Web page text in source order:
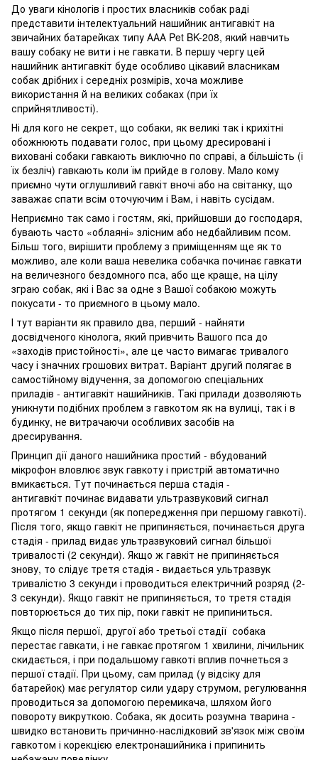
До уваги кінологів і простих власників собак раді
представити інтелектуальний нашийник антигавкіт на
звичайних батарейках типу ААА Pet BK-208, який навчить
вашу собаку не вити і не гавкати. В першу чергу цей
нашийник антигавкіт буде особливо цікавий власникам
собак дрібних і середніх розмірів, хоча можливе
використання й на великих собаках (при їх
сприйнятливості).
Ні для кого не секрет, що собаки, як великі так і крихітні
обожнюють подавати голос, при цьому дресировані і
виховані собаки гавкають виключно по справі, а більшість (і
їх безліч) гавкають коли їм прийде в голову. Мало кому
приємно чути оглушливий гавкіт вночі або на світанку, що
заважає спати всім оточуючим і Вам, і навіть сусідам.
Неприємно так само і гостям, які, прийшовши до господаря,
бувають часто «облаяні» злісним або недбайливим псом.
Більш того, вирішити проблему з приміщенням ще як то
можливо, але коли ваша невелика собачка починає гавкати
на величезного бездомного пса, або ще краще, на цілу
зграю собак, які і Вас за одне з Вашої собакою можуть
покусати - то приємного в цьому мало.
І тут варіанти як правило два, перший - найняти
досвідченого кінолога, який привчить Вашого пса до
«заходів пристойності», але це часто вимагає тривалого
часу і значних грошових витрат. Варіант другий полягає в
самостійному відучення, за допомогою спеціальних
приладів - антигавкіт нашийників. Такі прилади дозволяють
уникнути подібних проблем з гавкотом як на вулиці, так і в
будинку, не витрачаючи особливих засобів на
дресирування.
Принцип дії даного нашийника простий - вбудований
мікрофон вловлює звук гавкоту і пристрій автоматично
вмикається. Тут починається перша стадія -
антигавкіт починає видавати ультразвуковий сигнал
протягом 1 секунди (як попередження при першому гавкоті).
Після того, якщо гавкіт не припиняється, починається друга
стадія - прилад видає ультразвуковий сигнал більшої
тривалості (2 секунди). Якщо ж гавкіт не припиняється
знову, то слідує третя стадія - видається ультразвук
тривалістю 3 секунди і проводиться електричний розряд (2-
3 секунди). Якщо гавкіт не припиняється, то третя стадія
повторюється до тих пір, поки гавкіт не припиниться.
Якщо після першої, другої або третьої стадії собака
перестає гавкати, і не гавкає протягом 1 хвилини, лічильник
скидається, і при подальшому гавкоті вплив почнеться з
першої стадії. При цьому, сам прилад (у відсіку для
батарейок) має регулятор сили удару струмом, регулювання
проводиться за допомогою перемикача, шляхом його
повороту викруткою. Собака, як досить розумна тварина -
швидко встановить причинно-наслідковий зв'язок між своїм
гавкотом і корекцією електронашийника і припинить